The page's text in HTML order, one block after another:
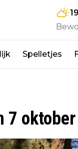
19
Spelletjes
oktober